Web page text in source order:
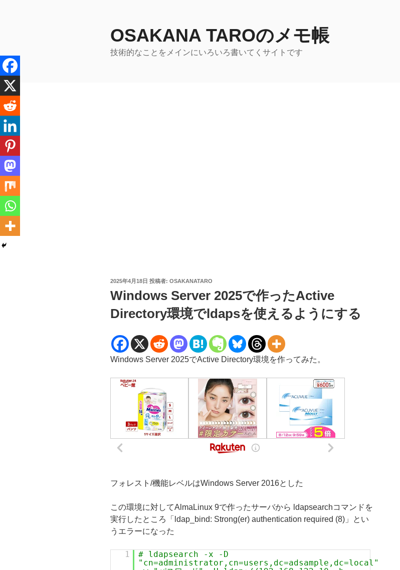
へ
ス
キ
プ
OSAKANA TAROのメモ帳
技術的なことをメインにいろいろ書いてくサイトです
投
日:
2025年4月18日 投稿者: OSAKANATARO
Windows Server 2025で作ったActive
Directory環境でldapsを使えるようにする
Windows Server 2025でActive Directory環境を作ってみた。
フォレスト/機能レベルはWindows Server 2016とした
この環境に対してAlmaLinux 9で作ったサーバから ldapsearchコマンドを
実行したところ「ldap_bind: Strong(er) authentication required (8)」とい
うエラーになった
1
# ldapsearch -x -D
"cn=administrator,cn=users,dc=adsample,dc=local"